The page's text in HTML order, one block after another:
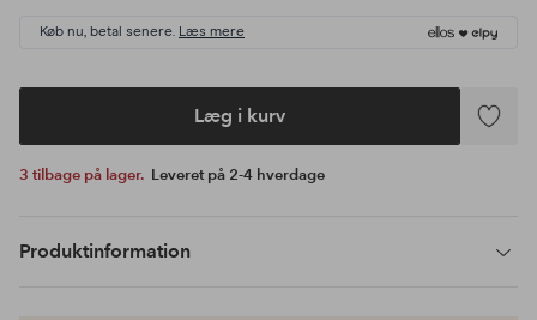
Køb nu, betal senere. Læs mere
Læg i kurv
Tilføj
3 tilbage på lager. Leveret på 2-4 hverdage
Produktinformation